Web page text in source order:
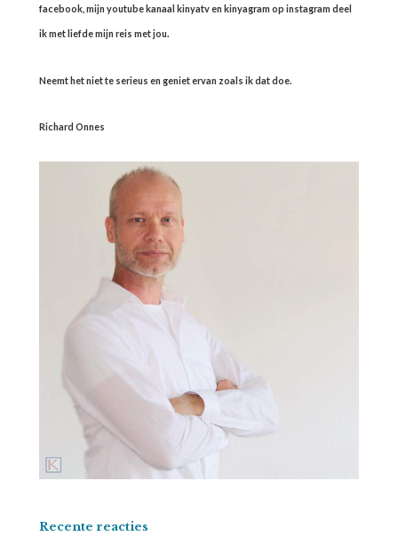
facebook, mijn youtube kanaal kinyatv en kinyagram op instagram deel
ik met liefde mijn reis met jou.
Neemt het niet te serieus en geniet ervan zoals ik dat doe.
Richard Onnes
Recente reacties